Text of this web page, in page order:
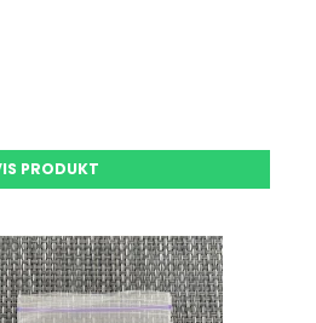
PRODUKT